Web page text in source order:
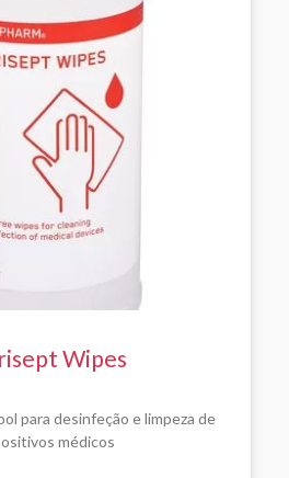
Wipes
para desinfeção e limpeza de
médicos